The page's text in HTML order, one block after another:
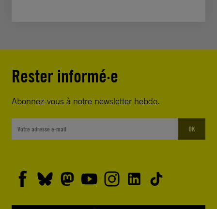
Rester informé·e
Abonnez-vous à notre newsletter hebdo.
OK